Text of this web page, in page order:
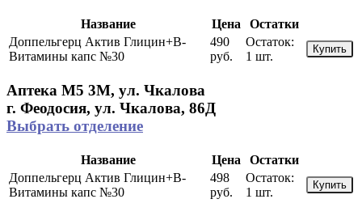
Название Цена
Остатки
Доппельгерц Актив Глицин+В-
Витамины капс №30
490
руб.
Остаток:
1 шт.
Купить
Аптека М5 3М, ул. Чкалова
г. Феодосия, ул. Чкалова, 86Д
Выбрать отделение
Название Цена
Остатки
Доппельгерц Актив Глицин+В-
Витамины капс №30
498
руб.
Остаток:
1 шт.
Купить